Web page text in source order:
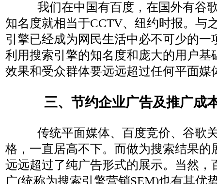
我们在中国有百度，在国外有谷
知名度就相当于CCTV、纽约时报。与
引擎已经成为网民生活中必不可少的
利用搜索引擎的知名度和庞大的用户基
效果和受众群体要远远超过任何平面媒
三、节约企业广告及推广成
传统平面媒体、百度竞价、谷歌
格，一直居高不下。而做为搜索结果的
远远超过了纯广告形式的展示。当然，
广(统称为搜索引擎营销SEM)也有其优